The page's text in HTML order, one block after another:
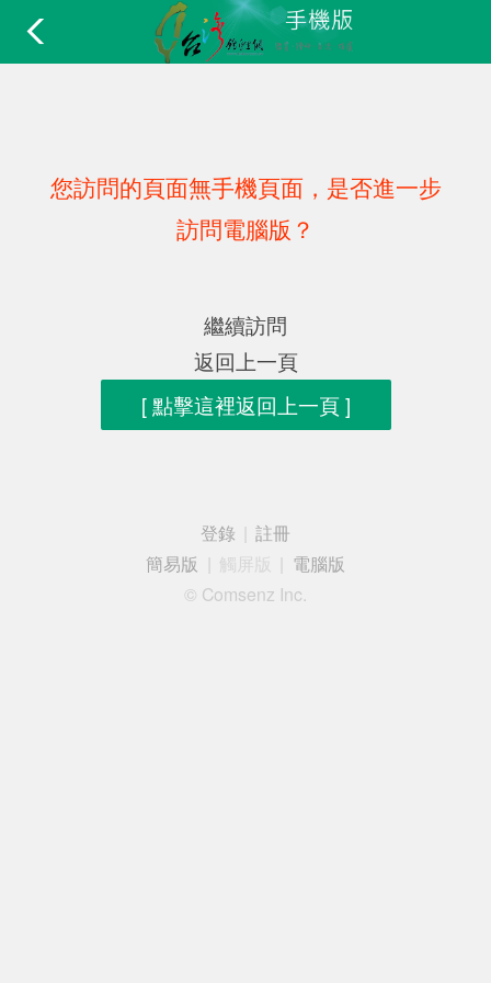
您訪問的頁面無手機頁面，是否進一步
訪問電腦版？
繼續訪問
返回上一頁
[ 點擊這裡返回上一頁 ]
登錄
註冊
簡易版
觸屏版
電腦版
© Comsenz Inc.